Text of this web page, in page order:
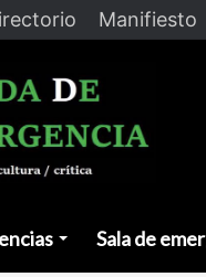
Manifiesto
Sala de